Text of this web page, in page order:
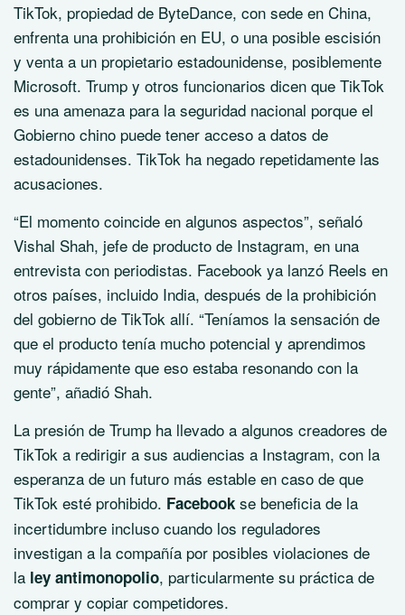
TikTok, propiedad de ByteDance, con sede en China,
enfrenta una prohibición en EU, o una posible escisión
y venta a un propietario estadounidense, posiblemente
Microsoft. Trump y otros funcionarios dicen que TikTok
es una amenaza para la seguridad nacional porque el
Gobierno chino puede tener acceso a datos de
estadounidenses. TikTok ha negado repetidamente las
acusaciones.
“El momento coincide en algunos aspectos”, señaló
Vishal Shah, jefe de producto de Instagram, en una
entrevista con periodistas. Facebook ya lanzó Reels en
otros países, incluido India, después de la prohibición
del gobierno de TikTok allí. “Teníamos la sensación de
que el producto tenía mucho potencial y aprendimos
muy rápidamente que eso estaba resonando con la
gente”, añadió Shah.
La presión de Trump ha llevado a algunos creadores de
TikTok a redirigir a sus audiencias a Instagram, con la
esperanza de un futuro más estable en caso de que
TikTok esté prohibido. Facebook se beneficia de la
incertidumbre incluso cuando los reguladores
investigan a la compañía por posibles violaciones de
la ley antimonopolio, particularmente su práctica de
comprar y copiar competidores.